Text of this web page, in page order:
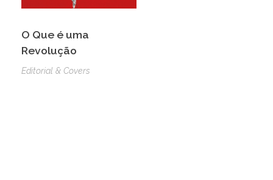
O Que é uma
Revolução
Editorial & Covers